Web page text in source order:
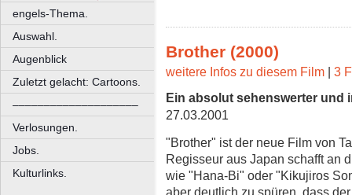
engels-Thema.
Auswahl.
Augenblick
Zuletzt gelacht: Cartoons.
––––––––––––––––––––
Verlosungen.
Jobs.
Kulturlinks.
Brother (2000)
weitere Infos zu diesem Film | 3
Ein absolut sehenswerter und
27.03.2001
"Brother" ist der neue Film von
Regisseur aus Japan schafft an
wie "Hana-Bi" oder "Kikujiros
aber deutlich zu spüren, dass